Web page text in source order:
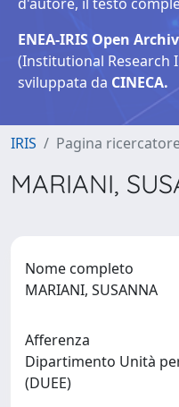
ENEA-IRIS Open
(Institutional Research
sviluppata da CINECA.
IRIS Pagina
MARIANI,
Nome completo
MARIANI, SUSANNA
Afferenza
Dipartimento Unità
(DUEE)